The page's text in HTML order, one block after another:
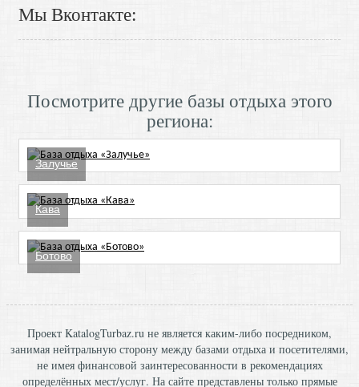
Мы Вконтакте:
Посмотрите другие базы отдыха этого
региона:
Залучье
Кава
Ботово
Проект KatalogTurbaz.ru не является каким-либо посредником,
занимая нейтральную сторону между базами отдыха и посетителями,
не имея финансовой заинтересованности в рекомендациях
определённых мест/услуг. На сайте представлены только прямые